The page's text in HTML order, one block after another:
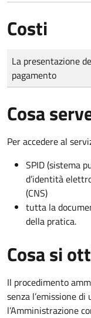
Costi
Tipo di pagamento
Importo
La presentazione
pagamento
Cosa
Per accedere al
SPID (sistema
d’identità
(CNS)
tutta la
della pratica.
Cosa si
Il procedimento
senza l’emissione
l’Amministrazione